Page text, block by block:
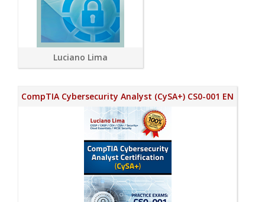
Luciano Lima
CompTIA Cybersecurity Analyst (CySA+) CS0-001 EN